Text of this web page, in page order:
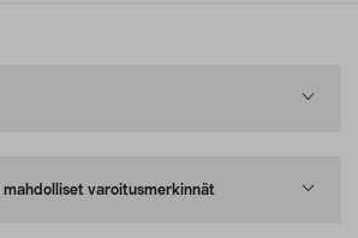
varoitusmerkinnät